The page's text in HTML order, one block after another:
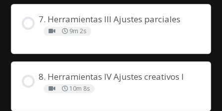
7. Herramientas III Ajustes parciales
9m 2s
8. Herramientas IV Ajustes creativos I
10m 8s